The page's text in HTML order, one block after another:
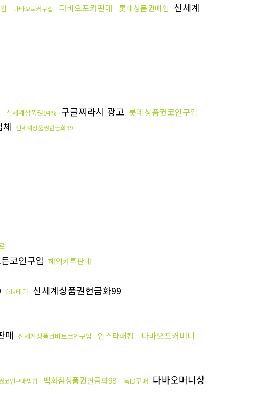
다바오포커구입 다바오포커판매 롯데상품권매입 신세계
신세계상품권94% 구글찌라시 광고 롯데상품권코인구입
신세계상품권현금화99
코인구입 해외카톡판매
fds테더 신세계상품권현금화99
매 신세계상품권비트코인구입 인스타해킹 다바오포커머니
코인구매방법 백화점상품권현금화98 톡ID구매 다바오머니상